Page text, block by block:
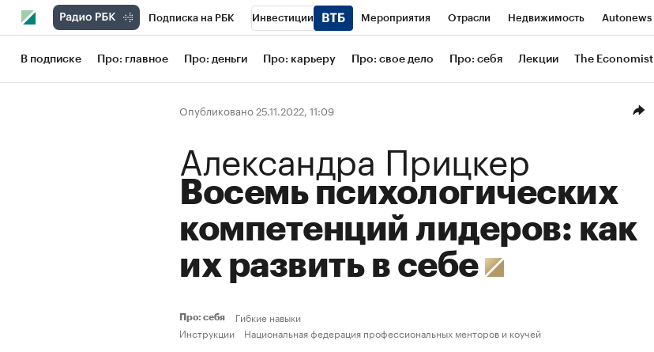
Подписка на РБК Инвестиции Мероприятия Отрасли Недвижимость Autonews
Школа управления РБК РБК Образование РБК Life Тренды Визионеры
Рынок наличной валюты
В подписке Про: главное Про: деньги Про: карьеру Про: свое дело Про: себя Лекции The Economist
Опубликовано 25.11.2022, 11:09
Александра Прицкер
Восемь психологических
компетенций лидеров: как
их развить в себе
Про: себя
Гибкие навыки
Инструкции
Национальная федерация профессиональных менторов и коучей